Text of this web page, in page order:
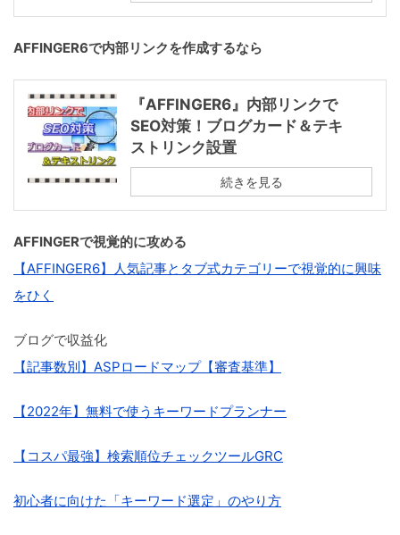
AFFINGER6で内部リンクを作成するなら
『AFFINGER6』内部リンクで
SEO対策！ブログカード＆テキ
ストリンク設置
続きを見る
AFFINGERで視覚的に攻める
【AFFINGER6】人気記事とタブ式カテゴリーで視覚的に興味
をひく
ブログで収益化
【記事数別】ASPロードマップ【審査基準】
【2022年】無料で使うキーワードプランナー
【コスパ最強】検索順位チェックツールGRC
初心者に向けた「キーワード選定」のやり方